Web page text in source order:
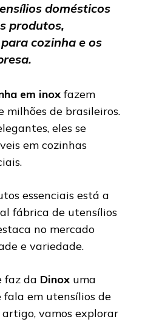
domésticos
produtos,
cozinha e os
em inoxfazem
de brasileiros.
eles se
em cozinhas
essenciais está a
fábrica de utensílios
no mercado
e variedade.
faz da Dinox uma
fala em utensílios de
vamos explorar